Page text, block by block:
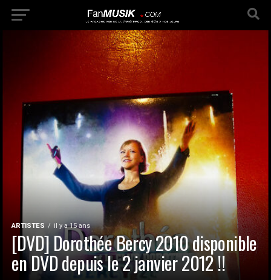
ARTISTES il y a 15 ans
[DVD] Dorothée Bercy 2010 disponible
en DVD depuis le 2 janvier 2012 !!